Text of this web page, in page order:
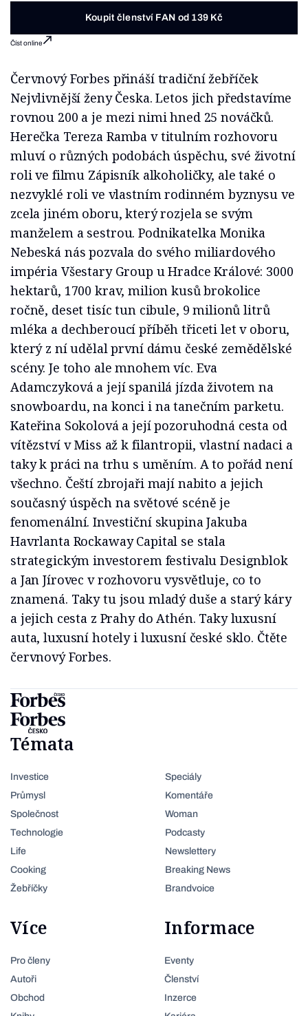
Koupit členství FAN od 139 Kč
Číst online
Červnový Forbes přináší tradiční žebříček
Nejvlivnější ženy Česka. Letos jich představíme
rovnou 200 a je mezi nimi hned 25 nováčků.
Herečka Tereza Ramba v titulním rozhovoru
mluví o různých podobách úspěchu, své životní
roli ve filmu Zápisník alkoholičky, ale také o
nezvyklé roli ve vlastním rodinném byznysu ve
zcela jiném oboru, který rozjela se svým
manželem a sestrou. Podnikatelka Monika
Nebeská nás pozvala do svého miliardového
impéria Všestary Group u Hradce Králové: 3000
hektarů, 1700 krav, milion kusů brokolice
ročně, deset tisíc tun cibule, 9 milionů litrů
mléka a dechberoucí příběh třiceti let v oboru,
který z ní udělal první dámu české zemědělské
scény. Je toho ale mnohem víc. Eva
Adamczyková a její spanilá jízda životem na
snowboardu, na konci i na tanečním parketu.
Kateřina Sokolová a její pozoruhodná cesta od
vítězství v Miss až k filantropii, vlastní nadaci a
taky k práci na trhu s uměním. A to pořád není
všechno. Čeští zbrojaři mají nabito a jejich
současný úspěch na světové scéně je
fenomenální. Investiční skupina Jakuba
Havrlanta Rockaway Capital se stala
strategickým investorem festivalu Designblok
a Jan Jírovec v rozhovoru vysvětluje, co to
znamená. Taky tu jsou mladý duše a starý káry
a jejich cesta z Prahy do Athén. Taky luxusní
auta, luxusní hotely i luxusní české sklo. Čtěte
červnový Forbes.
Témata
Investice
Průmysl
Společnost
Technologie
Life
Cooking
Žebříčky
Speciály
Komentáře
Woman
Podcasty
Newslettery
Breaking News
Brandvoice
Více
Pro členy
Autoři
Obchod
Informace
Eventy
Členství
Inzerce